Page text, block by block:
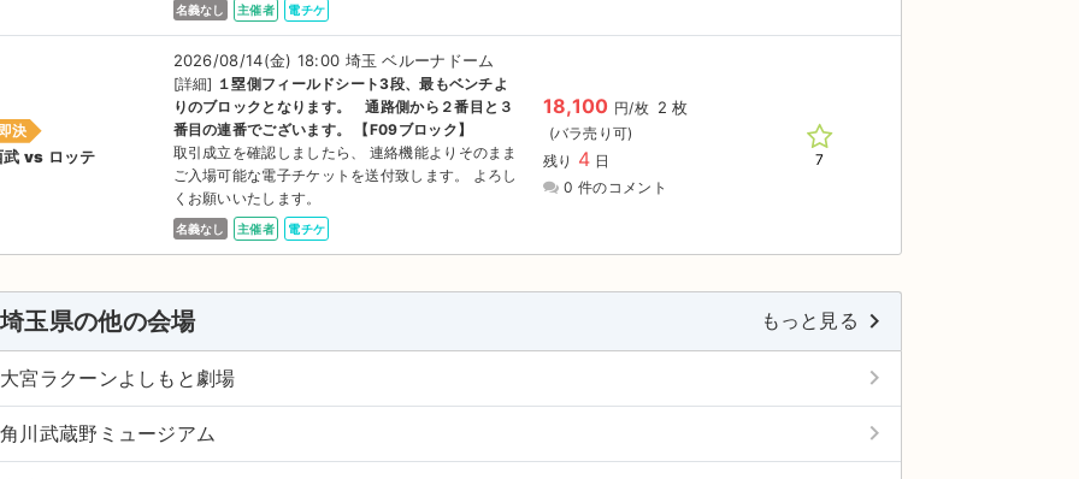
名義なし 主催者 電チケ
決
武 vs ロッテ
2026/08/14(金) 18:00 埼玉 ベルーナドーム
[詳細] １塁側フィールドシート3段、最もベンチよ
りのブロックとなります。 通路側から２番目と３
番目の連番でございます。 【F09ブロック】
取引成立を確認しましたら、 連絡機能よりそのまま
ご入場可能な電子チケットを送付致します。 よろし
くお願いいたします。
名義なし 主催者 電チケ
18,100 円/枚 2 枚
残り 4 日
0 件のコメント
7
埼玉県の他の会場 もっと見る keyboard_arrow_right
大宮ラクーンよしもと劇場 keyboard_arrow_right
角川武蔵野ミュージアム keyboard_arrow_right